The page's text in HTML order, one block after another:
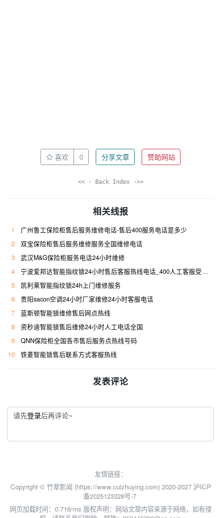
喜欢 0 分享文章 赞助网站
<< · Back Index ·>>
相关线报
1
广州鲁工保险柜售后服务维修电话-售后400服务电话是多少
2
双宝保险柜售后服务维修服务全国维修电话
3
武汉M&G保险柜服务电话24小时维修
4
宁波爱邦达智能指纹锁24小时售后客服热线电话_400人工客服受理专线
5
凯利莱智能指纹锁24h上门维修服务
6
贵阳sacon空调24小时厂家维修24小时客服电话
7
蓝斯顿智能锁维修售后网点热线
8
资秒迪智能锁售后维修24小时人工电话全国
9
QNN保险柜全国各市售后服务点热线号码
10
铁菱智能锁售后联系方式客服热线
发表评论
请先登录后再评论~
友情链接：
Copyright © 竹翠影闻 (https://www.cuizhuying.com) 2020-2027 沪ICP
备2025123328号-7
网页加载时间：0.716/ms 版权声明：网站文章内容来源于网络，如有侵